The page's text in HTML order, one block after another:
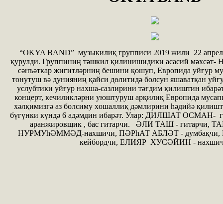
“OKYA BAND” музыкилиқ групписи 2019 жили 22
қурулди. Группиниң тәшкил қилинишидики асасий мәxсәт-
сәнъәткар жигитләрниң бешини қошуп, Европида уйғур
тонутуш вә дунияниң қайси дөлитидә болсун яшаватқан
услубтики уйғур наxша-сазлирини тәғдим қилиштин
концерт, кечиликләрни уюштуруш арқилиқ Европида
xәлқимизгә аз болсиму xошаллиқ дәмлирини hәдийә
бүгүнки күндә 6 адәмдин ибарәт. Улар: ДИЛШАТ ОСМАН-
аранжировщик , бас гитарчи. ӘЛИ ТАШ -
НУРМУhӘММӘД-наxшичи, ПӘРhАТ АБЛӘТ -
кейбордчи, ЕЛИЯР ХУСӘЙИН -